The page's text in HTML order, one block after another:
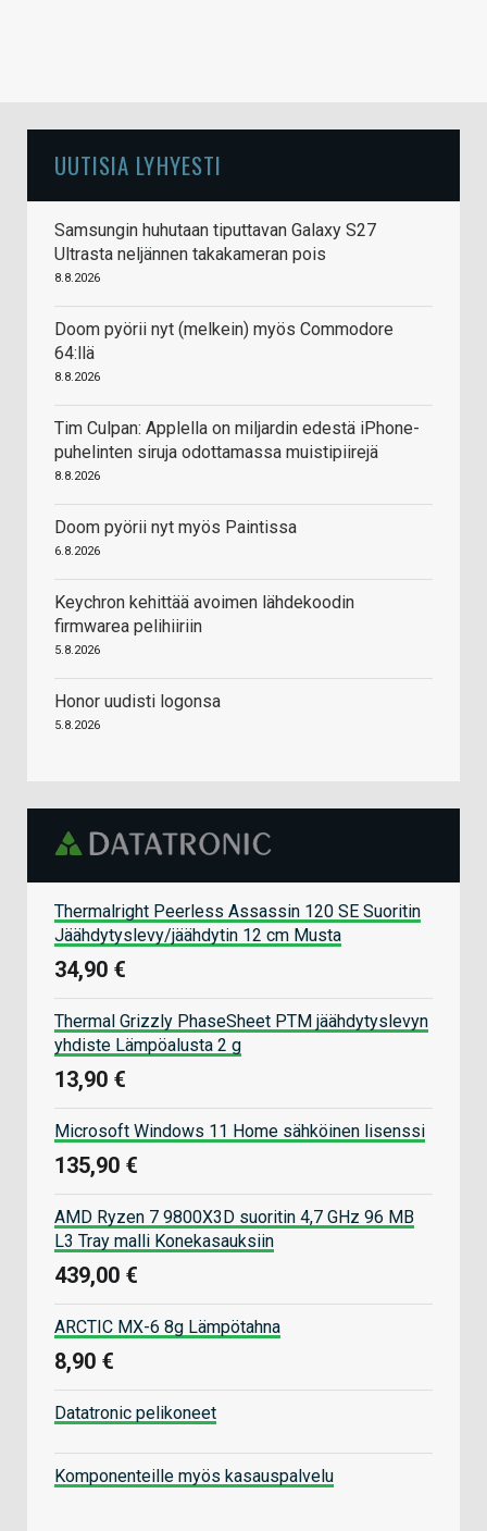
UUTISIA LYHYESTI
Samsungin huhutaan tiputtavan Galaxy S27
Ultrasta neljännen takakameran pois
8.8.2026
Doom pyörii nyt (melkein) myös Commodore
64:llä
8.8.2026
Tim Culpan: Applella on miljardin edestä iPhone-
puhelinten siruja odottamassa muistipiirejä
8.8.2026
Doom pyörii nyt myös Paintissa
6.8.2026
Keychron kehittää avoimen lähdekoodin
firmwarea pelihiiriin
5.8.2026
Honor uudisti logonsa
5.8.2026
Thermalright Peerless Assassin 120 SE Suoritin
Jäähdytyslevy/jäähdytin 12 cm Musta
34,90 €
Thermal Grizzly PhaseSheet PTM jäähdytyslevyn
yhdiste Lämpöalusta 2 g
13,90 €
Microsoft Windows 11 Home sähköinen lisenssi
135,90 €
AMD Ryzen 7 9800X3D suoritin 4,7 GHz 96 MB
L3 Tray malli Konekasauksiin
439,00 €
ARCTIC MX-6 8g Lämpötahna
8,90 €
Datatronic pelikoneet
Komponenteille myös kasauspalvelu